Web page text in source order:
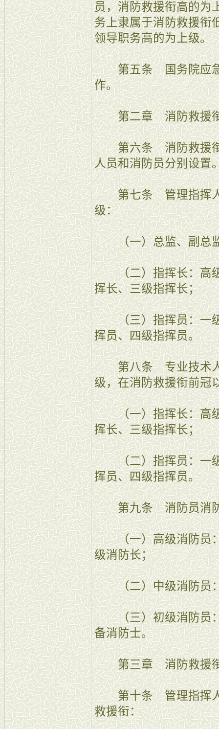
员，消防救援衔高的为
务上隶属于消防救援衔
领导职务高的为上级。
第五条 国务院应急
作。
第二章 消防救援衔
第六条 消防救援衔
人员和消防员分别设置
第七条 管理指挥人
级：
（一）总监、副总监
（二）指挥长：高级
挥长、三级指挥长；
（三）指挥员：一级
挥员、四级指挥员。
第八条 专业技术人
级，在消防救援衔前冠
（一）指挥长：高级
挥长、三级指挥长；
（二）指挥员：一级
挥员、四级指挥员。
第九条 消防员消防
（一）高级消防员：
级消防长；
（二）中级消防员：
（三）初级消防员：
备消防士。
第三章 消防救援衔
第十条 管理指挥人
救援衔：